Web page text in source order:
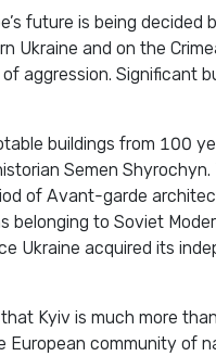
future is being decided
Ukraine and on the
aggression. Significant
buildings from 100
Semen Shyrochyn.
of Avant-garde
belonging to Soviet
Ukraine acquired its
Kyiv is much more
European community of